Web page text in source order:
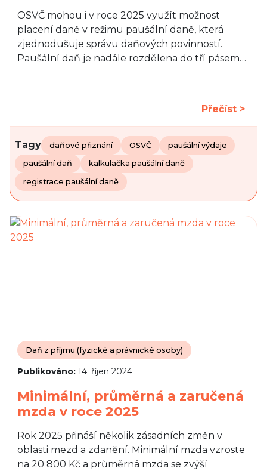
OSVČ mohou i v roce 2025 využít možnost
placení daně v režimu paušální daně, která
zjednodušuje správu daňových povinností.
Paušální daň je nadále rozdělena do tří pásem…
Přečíst >
Tagy daňové přiznání OSVČ paušální výdaje
paušální daň kalkulačka paušální daně
registrace paušální daně
Daň z příjmu (fyzické a právnické osoby)
Publikováno: 14. říjen 2024
Minimální, průměrná a zaručená
mzda v roce 2025
Rok 2025 přináší několik zásadních změn v
oblasti mezd a zdanění. Minimální mzda vzroste
na 20 800 Kč a průměrná mzda se zvýší